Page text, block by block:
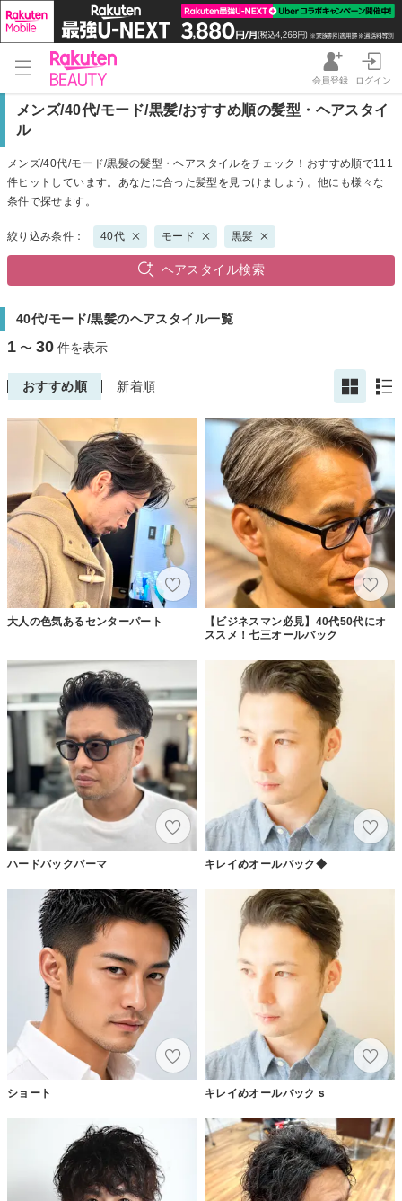
会員登録 ログイン
メンズ/40代/モード/黒髪/おすすめ順の髪型・ヘアスタイ
ル
メンズ/40代/モード/黒髪の髪型・ヘアスタイルをチェック！おすすめ順で111
件ヒットしています。あなたに合った髪型を見つけましょう。他にも様々な
条件で探せます。
絞り込み条件： 40代 モード 黒髪
ヘアスタイル検索
40代/モード/黒髪のヘアスタイル一覧
1 〜 30 件を表示
おすすめ順 新着順
大人の色気あるセンターパート
【ビジネスマン必見】40代50代にオ
ススメ！七三オールバック
ハードバックパーマ キレイめオールバック◆
ショート キレイめオールバックｓ